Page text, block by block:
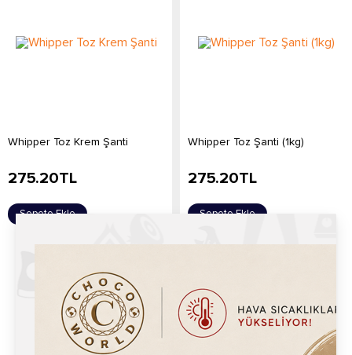
Whipper Toz Krem Şanti
275.20TL
Sepete Ekle
Whipper Toz Şanti (1kg)
275.20TL
Sepete Ekle